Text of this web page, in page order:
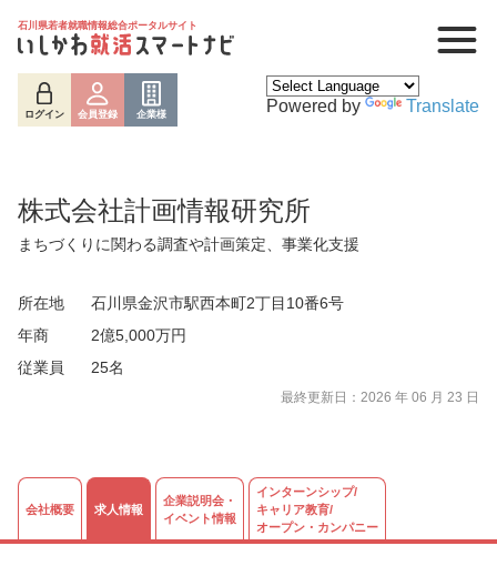
石川県若者就職情報総合ポータルサイト
ログイン 会員登録 企業様 Powered by Translate
株式会社計画情報研究所
まちづくりに関わる調査や計画策定、事業化支援
所在地
石川県金沢市駅西本町2丁目10番6号
年商
2億5,000万円
従業員
25名
最終更新日：2026 年 06 月 23 日
会社概要 求人情報
企業説明会・
イベント情報
インターンシップ/
キャリア教育/
オープン・カンパニー